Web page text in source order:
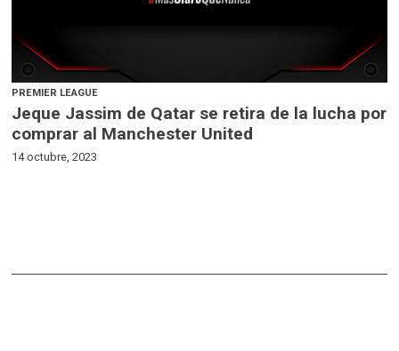
PREMIER LEAGUE
Jeque Jassim de Qatar se retira de la lucha por
comprar al Manchester United
14 octubre, 2023